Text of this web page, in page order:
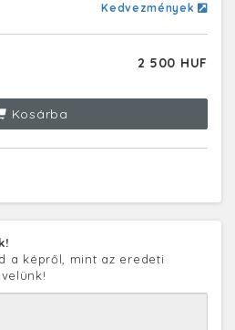
Kedvezmények
2 500 HUF
Kosárba
a képről, mint az eredeti